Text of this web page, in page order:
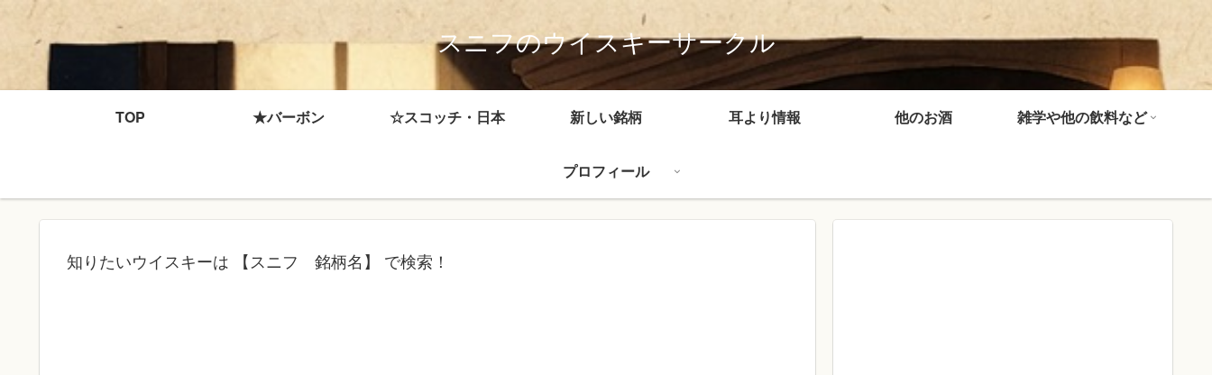
スニフのウイスキーサークル
TOP ★バーボン ☆スコッチ・日本 新しい銘柄 耳より情報 他のお酒 雑学や他の飲料など
プロフィール
知りたいウイスキーは 【スニフ 銘柄名】 で検索！